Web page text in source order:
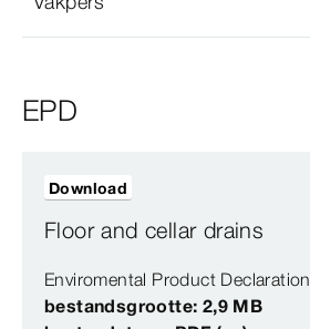
EPD
Floor and cellar drains
Enviromental Product Declaration
bestandsgrootte: 2,9 MB
Download